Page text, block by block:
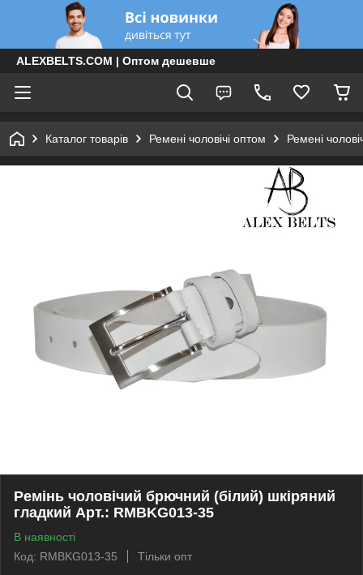
ALEXBELTS.COM | Оптом дешевше
Каталог товарів Ремені чоловічі оптом Ремені
Ремінь чоловічий брючний (білий) шкіряний
гладкий Арт.: RMBKG013-35
В наявності
Код: RMBKG013-35
Тільки опт